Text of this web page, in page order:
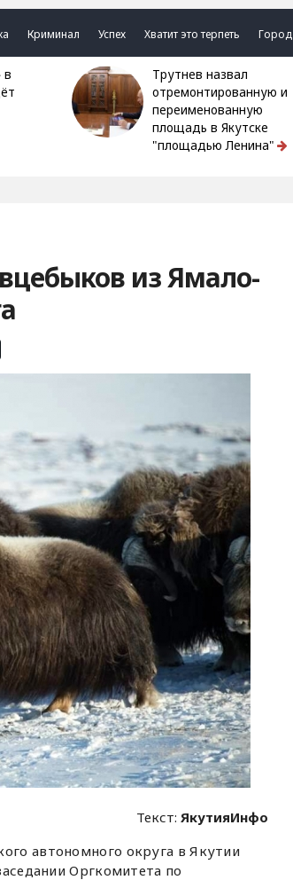
Криминал Успех Хватит это терпеть Город
Трутнев назвал
отремонтированную и
переименованную
площадь в Якутске
"площадью Ленина"
из Ямало-
Текст:ЯкутияИнфо
автономного округа в Якутии
Оргкомитета по